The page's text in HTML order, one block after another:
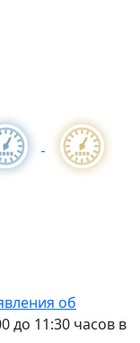
об
до 11:30 часов в